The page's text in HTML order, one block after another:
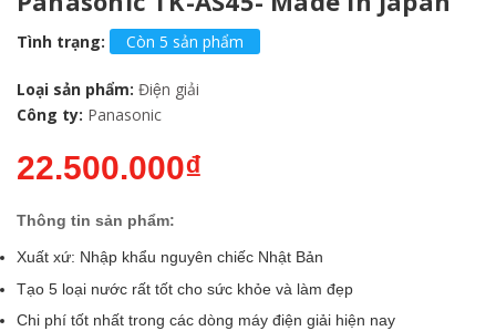
Tình trạng: Còn 5 sản phẩm
Loại sản phẩm: Điện giải
Công ty: Panasonic
22.500.000₫
Thông tin sản phẩm:
Xuất xứ: Nhập khẩu nguyên chiếc Nhật Bản
Tạo 5 loại nước rất tốt cho sức khỏe và làm đẹp
Chi phí tốt nhất trong các dòng máy điện giải hiện nay